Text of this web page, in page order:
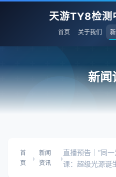
天游TY8检测
首页 关于我们
新闻
首
页
›
新闻
资讯
›
直播预告｜“同
课：超级光源诞